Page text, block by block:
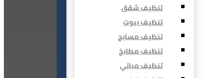
تنظيف شقق
تنظيف بيوت
تنظيف مسابح
تنظيف مطابخ
تنظيف مباني